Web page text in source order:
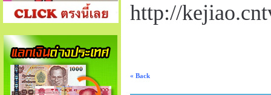
http://
« Back